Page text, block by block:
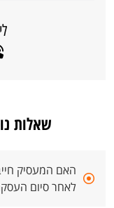
שאלות
האם המעסיק
לאחר סיום